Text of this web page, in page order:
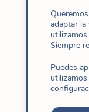
seguir en la
bien
los frutos
Partimos de
evangélico
adaptar
Siempre
Puedes